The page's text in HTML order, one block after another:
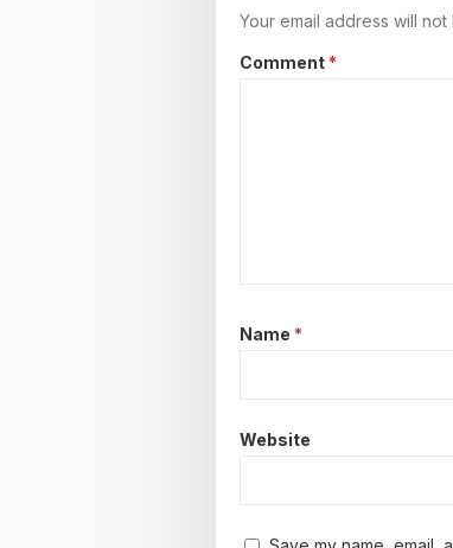
Your email address will
Comment *
Name *
Website